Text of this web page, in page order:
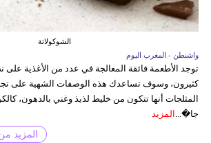
الشوكولاتة
واشنطن - المغرب اليوم
توجد الأطعمة فائقة المعالجة في عدد من الأغذية على
كثيرون، وسوف تساعدك هذه الوصفات الشهية على
المثلجات أنها تتكون من خليط لذيذ وغني بالدهون،
جا�... المزيد
المزيد